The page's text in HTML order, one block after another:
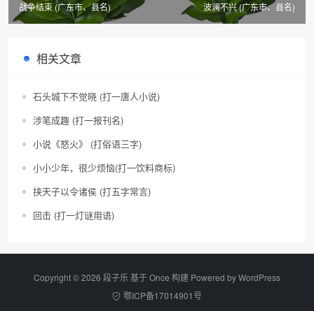
战争结束 (广东市、县名)
波澜不兴 (广东市、县名)
相关文章
石头城下不觉晓 (打一唐人小说)
涉笔成趣 (打一报刊名)
小说《怒火》 (打俗语三字)
小小少年，很少烦恼(打一饮料商标)
挟天子以令诸侯 (打五字常言)
回击 (打一灯谜用语)
Copyright © 2026 段子乐 基于 Once 构建 Powered byWordPress
鄂ICP备17014901号